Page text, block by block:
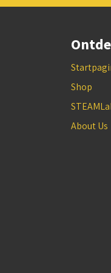
Shop
About Us